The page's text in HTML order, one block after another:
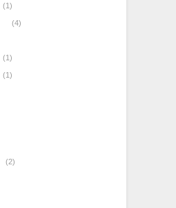
1
4
1
1
2